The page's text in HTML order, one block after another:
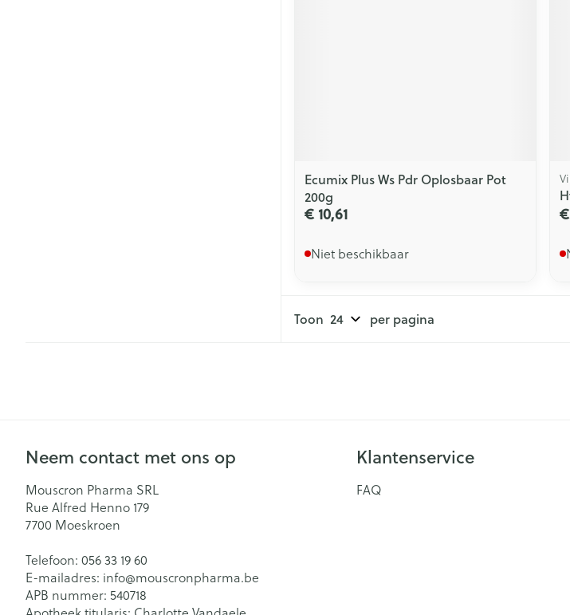
Ecumix Plus Ws Pdr Oplosbaar Pot
200g
€ 10,61
Niet beschikbaar
Toon per pagina
Neem contact met ons op
Mouscron Pharma SRL
Rue Alfred Henno 179
7700 Moeskroen
Telefoon: 056 33 19 60
E-mailadres: info@mouscronpharma.be
APB nummer: 540718
Klantenservice
FAQ